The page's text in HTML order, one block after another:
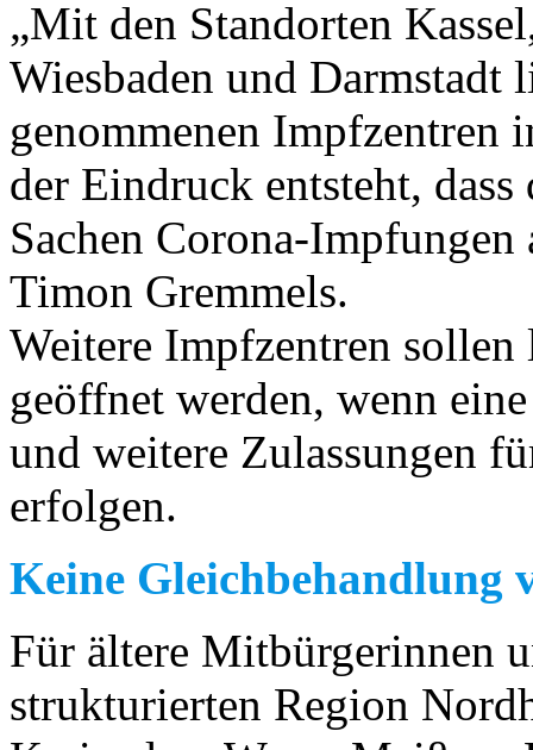
„Mit den Standorten
Wiesbaden und Darmstadt
genommenen Impfzentren
der Eindruck entsteht,
Sachen Corona-
Timon Gremmels.
Weitere Impfzentren
geöffnet werden, wenn
und weitere Zulassungen
erfolgen.
Keine Gleichbehandlung
Für ältere Mitbürgerinnen
strukturierten Region